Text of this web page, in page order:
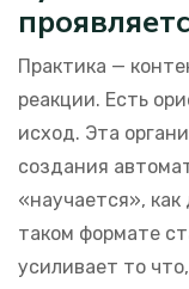
Практика —
реакции. Есть
исход. Эта
создания
«научается»,
таком формате
усиливает то